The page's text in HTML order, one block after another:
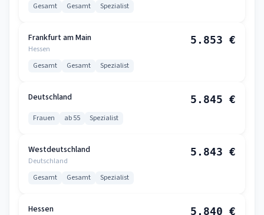
Gesamt Gesamt Spezialist
Frankfurt am Main
Hessen
5.853 €
Gesamt Gesamt Spezialist
Deutschland 5.845 €
Frauen ab 55 Spezialist
Westdeutschland
Deutschland
5.843 €
Gesamt Gesamt Spezialist
Hessen 5.840 €